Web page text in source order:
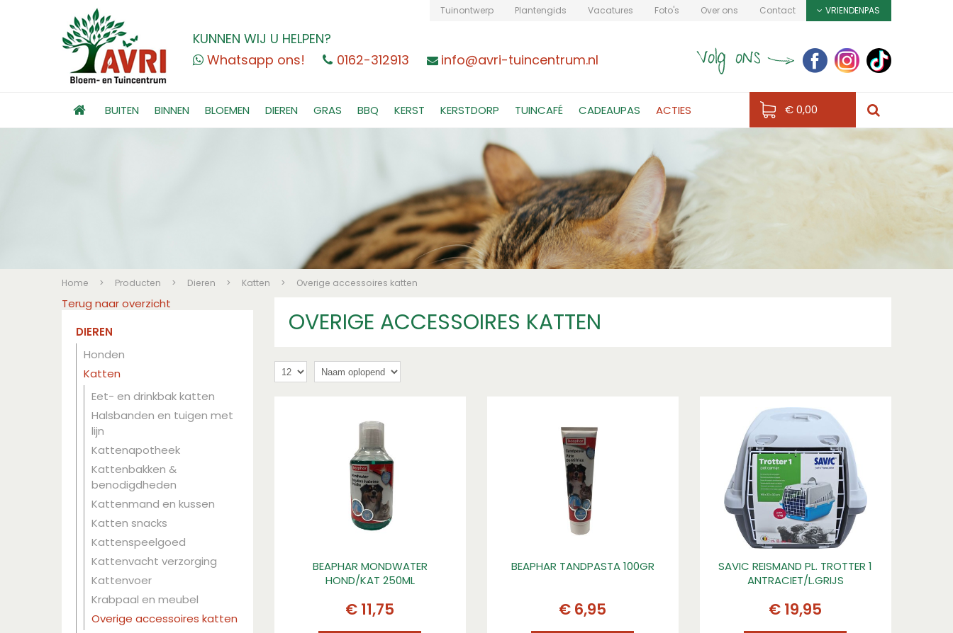
Home > Producten > Dieren > Katten > Overige accessoires katten
KUNNEN WIJ U HELPEN?
Whatsapp ons!
0162-312913 info@avri-tuincentrum.nl
Tuinontwerp Plantengids Vacatures Foto's Over ons Contact VRIENDENPAS
BUITEN BINNEN BLOEMEN DIEREN GRAS BBQ KERST KERSTDORP TUINCAFÉ CADEAUPAS ACTIES € 0,00
OVERIGE ACCESSOIRES KATTEN
BEAPHAR MONDWATER
HOND/KAT 250ML
€ 11,75
BEAPHAR TANDPASTA 100GR
€ 6,95
SAVIC REISMAND PL. TROTTER 1
ANTRACIET/L.GRIJS
€ 19,95
Terug naar overzicht
DIEREN
Honden
Katten
Eet- en drinkbak katten
Halsbanden en tuigen met
lijn
Kattenapotheek
Kattenbakken &
benodigdheden
Kattenmand en kussen
Katten snacks
Kattenspeelgoed
Kattenvacht verzorging
Kattenvoer
Krabpaal en meubel
Overige accessoires katten